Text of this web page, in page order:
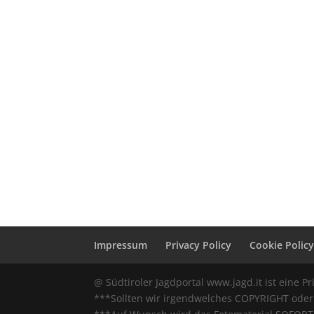
Impressum Privacy Policy Cookie Policy
@ Südtiroler Jagdportal www.jagd.it ist eine
***Sollten wir irgendwelches COPYRIGHT